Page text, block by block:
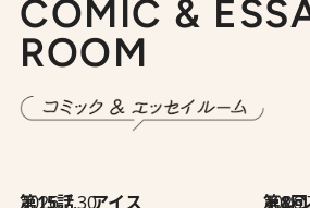
COMIC &
ROOM
2026.7.30
第15話 アイス 第8回「同人